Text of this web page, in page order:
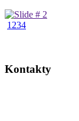
1 234
Kontakty